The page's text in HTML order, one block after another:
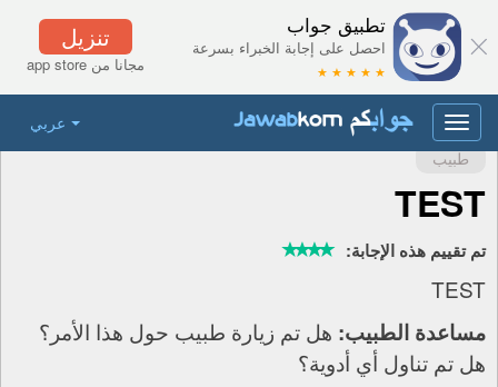
تنزيل
مجانا من app store
تطبيق جواب
احصل على إجابة الخبراء بسرعة
★ ★ ★ ★ ★
عربي
Toggle
navigation
طبيب
TEST
تم تقييم هذه الإجابة:
TEST
مساعدة الطبيب: هل تم زيارة طبيب حول هذا الأمر؟
هل تم تناول أي أدوية؟